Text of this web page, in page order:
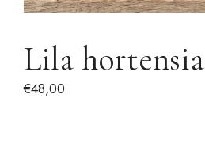
Lila hortensia
€48,00